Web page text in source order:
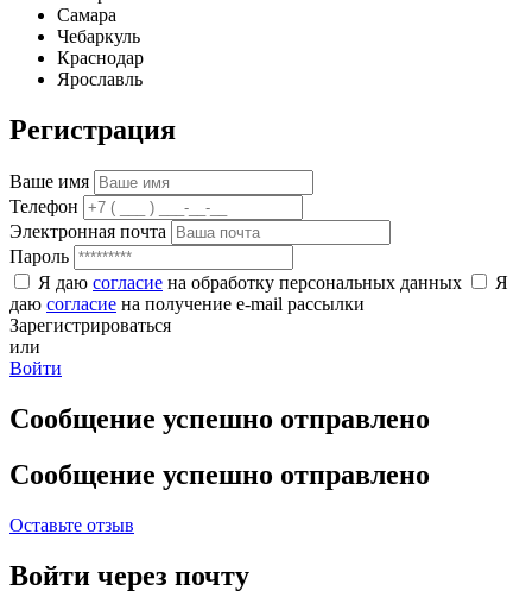
Самара
Чебаркуль
Краснодар
Ярославль
Регистрация
Ваше имя
Телефон
Электронная почта
Пароль
Я даю согласие на обработку персональных данных
Я
даю согласие на получение e-mail рассылки
Зарегистрироваться
или
Войти
Сообщение успешно отправлено
Сообщение успешно отправлено
Оставьте отзыв
Войти через почту